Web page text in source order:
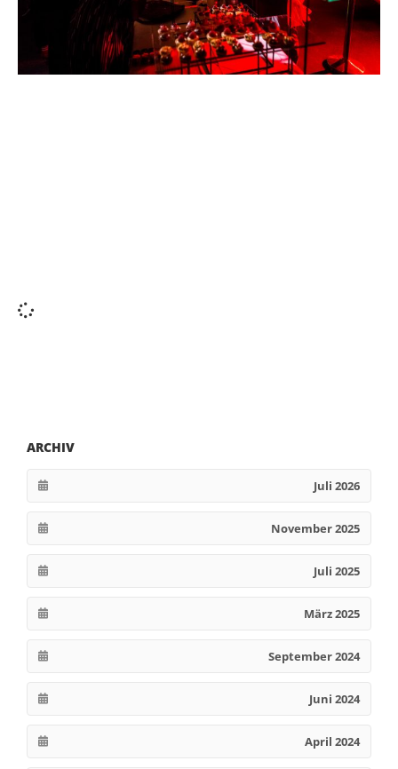
ARCHIV
Juli 2026
November 2025
Juli 2025
März 2025
September 2024
Juni 2024
April 2024